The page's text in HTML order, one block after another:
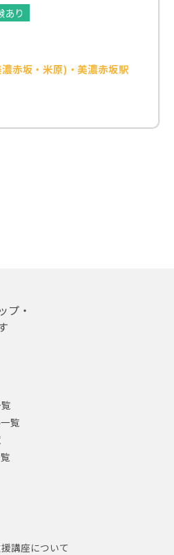
あり
赤坂・米原)・美濃赤坂駅
プ・
覧
講座について